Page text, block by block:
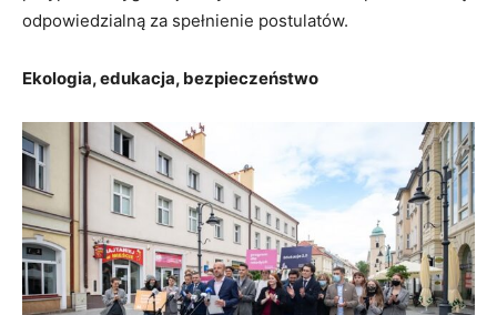
odpowiedzialną za spełnienie postulatów.
Ekologia, edukacja, bezpieczeństwo